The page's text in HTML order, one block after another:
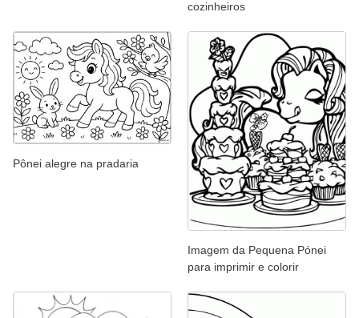
cozinheiros
Pônei alegre na pradaria
Imagem da Pequena Pónei
para imprimir e colorir